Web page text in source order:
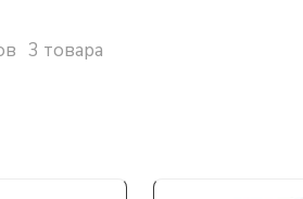
3 товара